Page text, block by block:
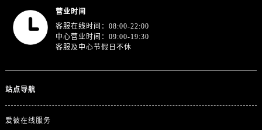
营业时间
客服在线时间：08:00-22:00
中心营业时间：09:00-19:30
客服及中心节假日不休
站点导航
爱彼在线服务